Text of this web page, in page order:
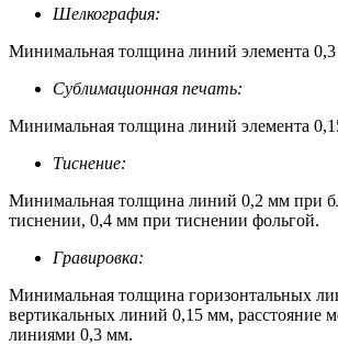
Шелкография:
Минимальная толщина линий элемента
Сублимационная печать:
Минимальная толщина линий элемента
Тиснение:
Минимальная толщина линий 0,2 мм при
тиснении, 0,4 мм при тиснении фольгой.
Гравировка:
Минимальная толщина горизонтальных
вертикальных линий 0,15 мм, расстояние
линиями 0,3 мм.